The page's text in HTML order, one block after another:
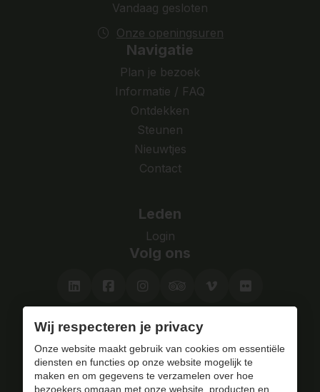
Vandaag gesloten
Onze openingsuren
Navigatie
Plan je bezoek
Informatie / FAQ
Ontdekken
Steunen
Nieuwtjes
Contact
Leden
Login
Volg ons
Bezoek het fort
met of zonder gids.
Wij respecteren je privacy
Onze website maakt gebruik van cookies om essentiële
diensten en functies op onze website mogelijk te
maken en om gegevens te verzamelen over hoe
bezoekers omgaan met onze website, producten en